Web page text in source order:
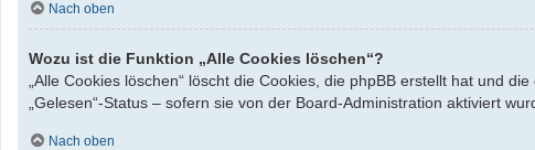
Nach oben
Wozu ist die Funktion „Alle Cookies löschen“?
„Alle Cookies löschen“ löscht die Cookies, die phpBB erstellt hat und
„Gelesen“-Status – sofern sie von der Board-Administration aktiviert
Nach oben